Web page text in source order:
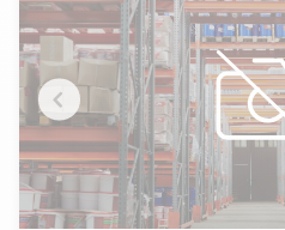
maintenance : 93 m²
Taxe foncière : 18 338,00 €/an
HSP : 9m,34
Capacités de stockage
Stockage : Froid positif 4°C >
21°C > 373 palettes
Stockage : Ambiant > 134
palettes
Prestations